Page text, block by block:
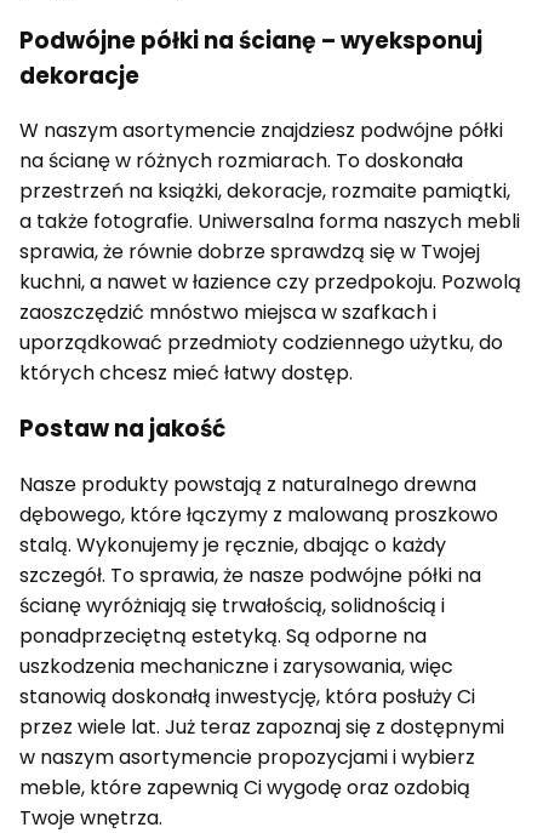
Podwójne półki na ścianę – wyeksponuj
dekoracje
W naszym asortymencie znajdziesz podwójne półki
na ścianę w różnych rozmiarach. To doskonała
przestrzeń na książki, dekoracje, rozmaite pamiątki,
a także fotografie. Uniwersalna forma naszych mebli
sprawia, że równie dobrze sprawdzą się w Twojej
kuchni, a nawet w łazience czy przedpokoju. Pozwolą
zaoszczędzić mnóstwo miejsca w szafkach i
uporządkować przedmioty codziennego użytku, do
których chcesz mieć łatwy dostęp.
Postaw na jakość
Nasze produkty powstają z naturalnego drewna
dębowego, które łączymy z malowaną proszkowo
stalą. Wykonujemy je ręcznie, dbając o każdy
szczegół. To sprawia, że nasze podwójne półki na
ścianę wyróżniają się trwałością, solidnością i
ponadprzeciętną estetyką. Są odporne na
uszkodzenia mechaniczne i zarysowania, więc
stanowią doskonałą inwestycję, która posłuży Ci
przez wiele lat. Już teraz zapoznaj się z dostępnymi
w naszym asortymencie propozycjami i wybierz
meble, które zapewnią Ci wygodę oraz ozdobią
Twoje wnętrza.